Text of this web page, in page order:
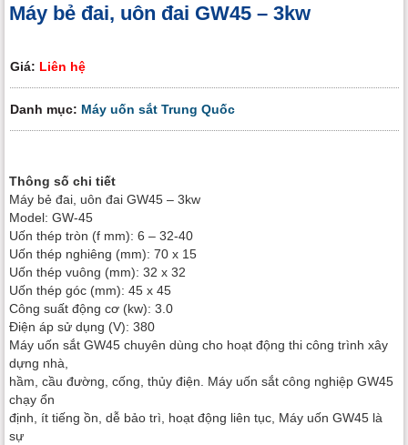
Máy bẻ đai, uôn đai GW45 – 3kw
Giá: Liên hệ
Danh mục: Máy uốn sắt Trung Quốc
Thông số chi tiết
Máy bẻ đai, uôn đai GW45 – 3kw
Model: GW-45
Uốn thép tròn (f mm): 6 – 32-40
Uốn thép nghiêng (mm): 70 x 15
Uốn thép vuông (mm): 32 x 32
Uốn thép góc (mm): 45 x 45
Công suất động cơ (kw): 3.0
Điện áp sử dụng (V): 380
Máy uốn sắt GW45 chuyên dùng cho hoạt động thi công trình xây
dựng nhà,
hầm, cầu đường, cống, thủy điện. Máy uốn sắt công nghiệp GW45
chạy ổn
định, ít tiếng ồn, dễ bảo trì, hoạt động liên tục, Máy uốn GW45 là
sự